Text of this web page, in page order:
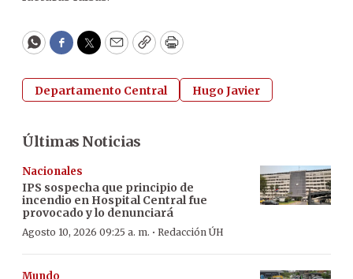
WhatsApp
Facebook
Twitter
EmailCopyPrint
Departamento Central Hugo Javier
Últimas Noticias
Nacionales
IPS sospecha que principio de
incendio en Hospital Central fue
provocado y lo denunciará
Agosto 10, 2026 09:25 a. m. · Redacción ÚH
Mundo